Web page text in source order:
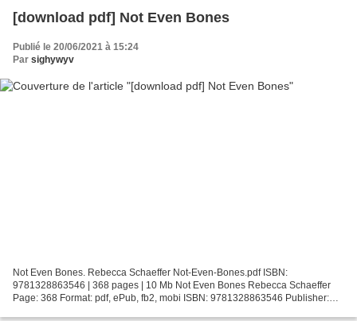
[download pdf] Not Even Bones
Publié le 20/06/2021 à 15:24
Par sighywyv
Not Even Bones. Rebecca Schaeffer Not-Even-Bones.pdf ISBN:
9781328863546 | 368 pages | 10 Mb Not Even Bones Rebecca Schaeffer
Page: 368 Format: pdf, ePub, fb2, mobi ISBN: 9781328863546 Publisher: